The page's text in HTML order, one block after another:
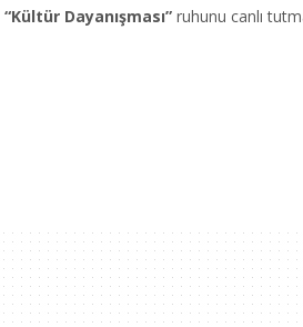
“Kültür Dayanışması” ruhunu canlı